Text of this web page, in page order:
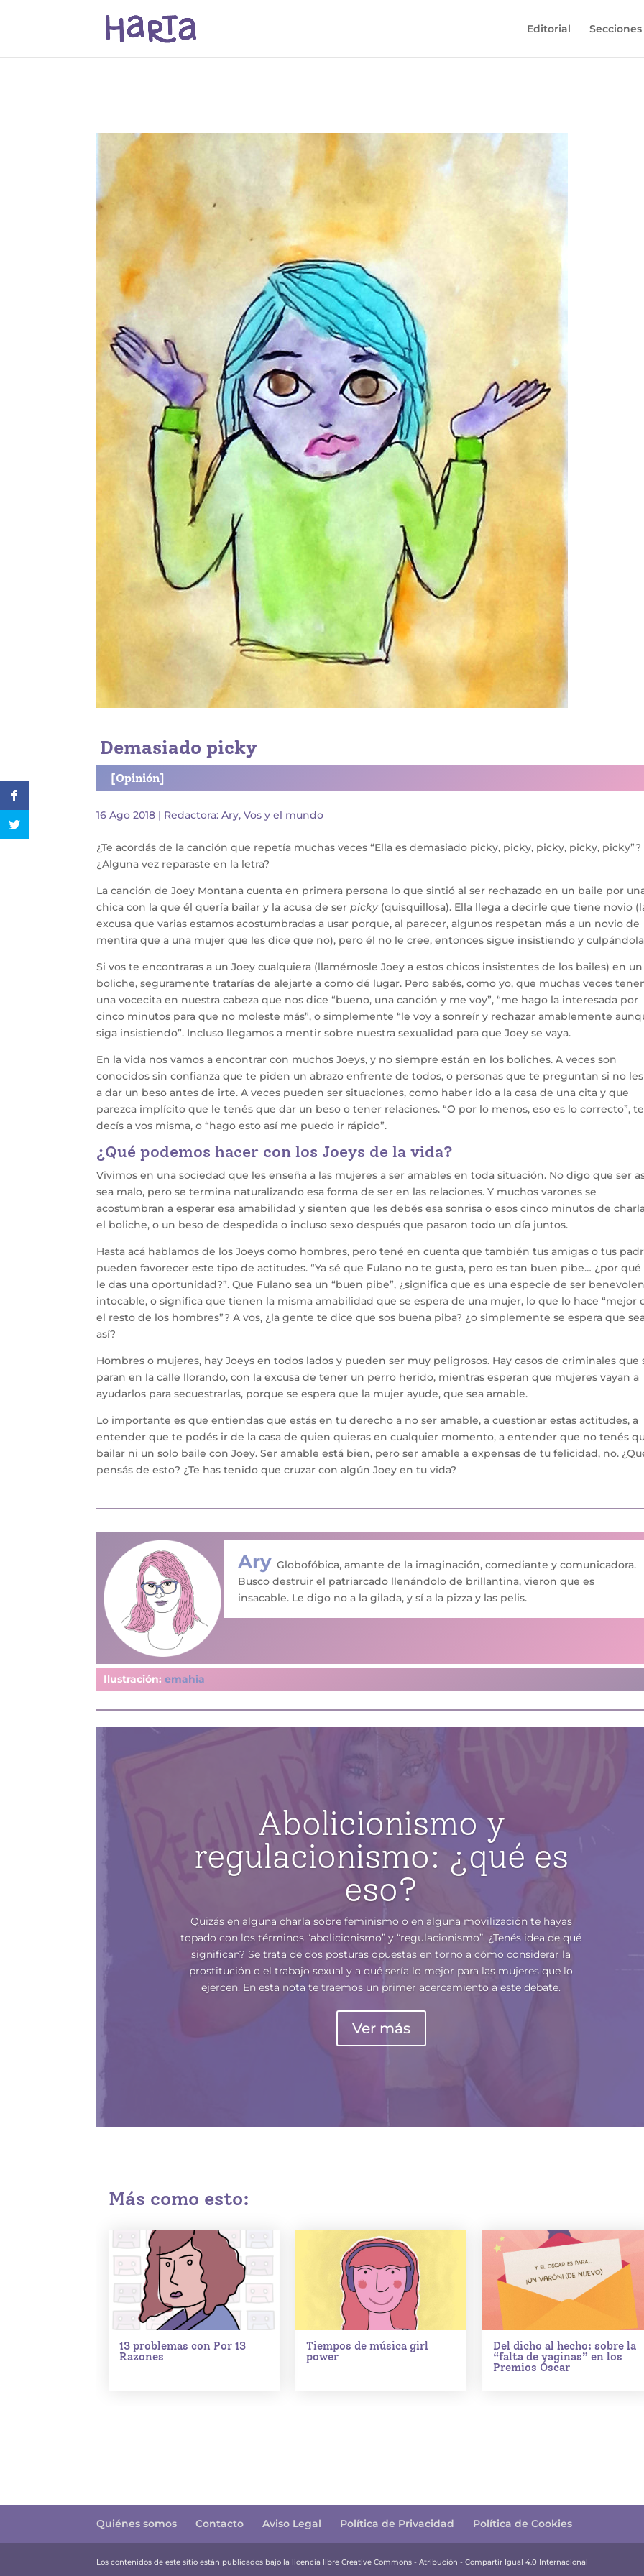
Editorial Secciones
Demasiado picky
[Opinión]
16 Ago 2018 | Redactora: Ary,Vos y el mundo
¿Te acordás de la canción que repetía muchas veces “Ella es demasiado picky, picky, picky, picky, picky”?
¿Alguna vez reparaste en la letra?
La canción de Joey Montana cuenta en primera persona lo que sintió al ser rechazado en un baile por
chica con la que él quería bailar y la acusa de serpicky(quisquillosa). Ella llega a decirle que tiene novio
excusa que varias estamos acostumbradas a usar porque, al parecer, algunos respetan más a un novio de
mentira que a una mujer que les dice que no), pero él no le cree, entonces sigue insistiendo y
Si vos te encontraras a un Joey cualquiera (llamémosle Joey a estos chicos insistentes de los bailes) en un
boliche, seguramente tratarías de alejarte a como dé lugar. Pero sabés, como yo, que muchas veces
una vocecita en nuestra cabeza que nos dice “bueno, una canción y me voy”, “me hago la interesada por
cinco minutos para que no moleste más”, o simplemente “le voy a sonreír y rechazar amablemente
siga insistiendo”. Incluso llegamos a mentir sobre nuestra sexualidad para que Joey se vaya.
En la vida nos vamos a encontrar con muchos Joeys, y no siempre están en los boliches. A veces son
conocidos sin confianza que te piden un abrazo enfrente de todos, o personas que te preguntan si no les
a dar un beso antes de irte. A veces pueden ser situaciones, como haber ido a la casa de una cita y que
parezca implícito que le tenés que dar un beso o tener relaciones. “O por lo menos, eso es lo correcto”, te
decís a vos misma, o “hago esto así me puedo ir rápido”.
¿Qué podemos hacer con los Joeys de la vida?
Vivimos en una sociedad que les enseña a las mujeres a ser amables en toda situación. No digo que ser
sea malo, pero se termina naturalizando esa forma de ser en las relaciones. Y muchos varones se
acostumbran a esperar esa amabilidad y sienten que les debés esa sonrisa o esos cinco minutos de
el boliche, o un beso de despedida o incluso sexo después que pasaron todo un día juntos.
Hasta acá hablamos de los Joeys como hombres, pero tené en cuenta que también tus amigas o tus
pueden favorecer este tipo de actitudes. “Ya sé que Fulano no te gusta, pero es tan buen pibe… ¿por qué
le das una oportunidad?”. Que Fulano sea un “buen pibe”, ¿significa que es una especie de ser
intocable, o significa que tienen la misma amabilidad que se espera de una mujer, lo que lo hace “mejor
el resto de los hombres”? A vos, ¿la gente te dice que sos buena piba? ¿o simplemente se espera que
así?
Hombres o mujeres, hay Joeys en todos lados y pueden ser muy peligrosos. Hay casos de criminales que
paran en la calle llorando, con la excusa de tener un perro herido, mientras esperan que mujeres vayan a
ayudarlos para secuestrarlas, porque se espera que la mujer ayude, que sea amable.
Lo importante es que entiendas que estás en tu derecho a no ser amable, a cuestionar estas actitudes, a
entender que te podés ir de la casa de quien quieras en cualquier momento, a entender que no tenés
bailar ni un solo baile con Joey. Ser amable está bien, pero ser amable a expensas de tu felicidad, no.
pensás de esto? ¿Te has tenido que cruzar con algún Joey en tu vida?
Ary Globofóbica, amante de la imaginación, comediante y comunicadora.
Busco destruir el patriarcado llenándolo de brillantina, vieron que es
insacable. Le digo no a la gilada, y sí a la pizza y las pelis.
Ilustración:emahia
Abolicionismo y
regulacionismo: ¿qué es
eso?
Quizás en alguna charla sobre feminismo o en alguna movilización te hayas
topado con los términos “abolicionismo” y “regulacionismo”. ¿Tenés idea de qué
significan? Se trata de dos posturas opuestas en torno a cómo considerar la
prostitución o el trabajo sexual y a qué sería lo mejor para las mujeres que lo
ejercen. En esta nota te traemos un primer acercamiento a este debate.
Ver más
Más como esto:
13 problemas con Por 13
Razones
Tiempos de música girl
power
Del dicho al hecho: sobre la
“falta de vaginas” en los
Premios Óscar
Quiénes somos Contacto Aviso Legal Política de Privacidad Política de Cookies
Los contenidos de este sitio están publicados bajo la licencia libre Creative Commons - Atribución - Compartir Igual 4.0 Internacional